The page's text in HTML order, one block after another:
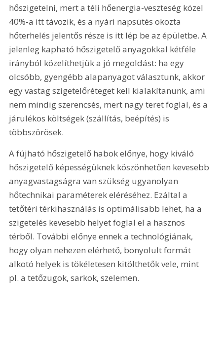
hőszigetelni, mert a téli hőenergia-veszteség közel
40%-a itt távozik, és a nyári napsütés okozta
hőterhelés jelentős része is itt lép be az épületbe. A
jelenleg kapható hőszigetelő anyagokkal kétféle
irányból közelíthetjük a jó megoldást: ha egy
olcsóbb, gyengébb alapanyagot választunk, akkor
egy vastag szigetelőréteget kell kialakítanunk, ami
nem mindig szerencsés, mert nagy teret foglal, és a
járulékos költségek (szállítás, beépítés) is
többszörösek.
A fújható hőszigetelő habok előnye, hogy kiváló
hőszigetelő képességüknek köszönhetően kevesebb
anyagvastagságra van szükség ugyanolyan
hőtechnikai paraméterek eléréséhez. Ezáltal a
tetőtéri térkihasználás is optimálisabb lehet, ha a
szigetelés kevesebb helyet foglal el a hasznos
térből. További előnye ennek a technológiának,
hogy olyan nehezen elérhető, bonyolult formát
alkotó helyek is tökéletesen kitölthetők vele, mint
pl. a tetőzugok, sarkok, szelemen.